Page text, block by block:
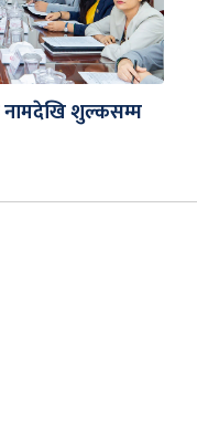
नामदेखि शुल्कसम्म